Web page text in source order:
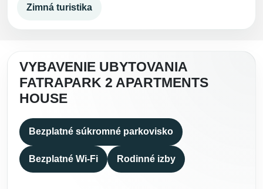
Zimná turistika
VYBAVENIE UBYTOVANIA
FATRAPARK 2 APARTMENTS
HOUSE
Bezplatné súkromné parkovisko
Bezplatné Wi-Fi Rodinné izby